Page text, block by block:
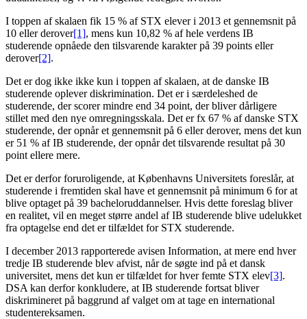
I toppen af skalaen fik 15 % af STX elever i 2013 et gennemsnit på
10 eller derover[1], mens kun 10,82 % af hele verdens IB
studerende opnåede den tilsvarende karakter på 39 points eller
derover[2].
Det er dog ikke ikke kun i toppen af skalaen, at de danske IB
studerende oplever diskrimination. Det er i særdeleshed de
studerende, der scorer mindre end 34 point, der bliver dårligere
stillet med den nye omregningsskala. Det er fx 67 % af danske STX
studerende, der opnår et gennemsnit på 6 eller derover, mens det kun
er 51 % af IB studerende, der opnår det tilsvarende resultat på 30
point ellere mere.
Det er derfor foruroligende, at Københavns Universitets foreslår, at
studerende i fremtiden skal have et gennemsnit på minimum 6 for at
blive optaget på 39 bacheloruddannelser. Hvis dette foreslag bliver
en realitet, vil en meget større andel af IB studerende blive udelukket
fra optagelse end det er tilfældet for STX studerende.
I december 2013 rapporterede avisen Information, at mere end hver
tredje IB studerende blev afvist, når de søgte ind på et dansk
universitet, mens det kun er tilfældet for hver femte STX elev[3].
DSA kan derfor konkludere, at IB studerende fortsat bliver
diskrimineret på baggrund af valget om at tage en international
studentereksamen.